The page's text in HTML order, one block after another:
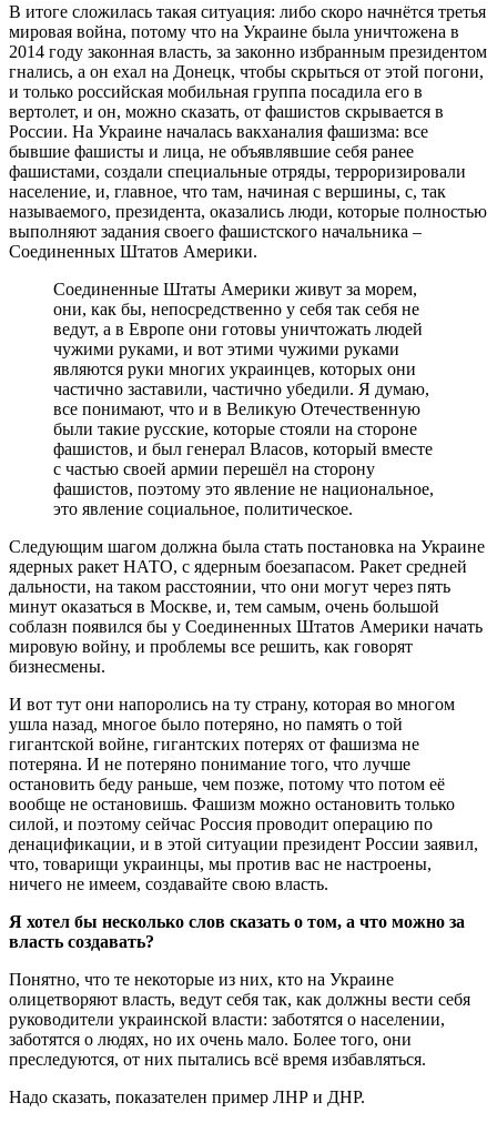
В итоге сложилась такая ситуация: либо скоро начнётся третья
мировая война, потому что на Украине была уничтожена в
2014 году законная власть, за законно избранным президентом
гнались, а он ехал на Донецк, чтобы скрыться от этой погони,
и только российская мобильная группа посадила его в
вертолет, и он, можно сказать, от фашистов скрывается в
России. На Украине началась вакханалия фашизма: все
бывшие фашисты и лица, не объявлявшие себя ранее
фашистами, создали специальные отряды, терроризировали
население, и, главное, что там, начиная с вершины, с, так
называемого, президента, оказались люди, которые полностью
выполняют задания своего фашистского начальника –
Соединенных Штатов Америки.
Соединенные Штаты Америки живут за морем,
они, как бы, непосредственно у себя так себя не
ведут, а в Европе они готовы уничтожать людей
чужими руками, и вот этими чужими руками
являются руки многих украинцев, которых они
частично заставили, частично убедили. Я думаю,
все понимают, что и в Великую Отечественную
были такие русские, которые стояли на стороне
фашистов, и был генерал Власов, который вместе
с частью своей армии перешёл на сторону
фашистов, поэтому это явление не национальное,
это явление социальное, политическое.
Следующим шагом должна была стать постановка на Украине
ядерных ракет НАТО, с ядерным боезапасом. Ракет средней
дальности, на таком расстоянии, что они могут через пять
минут оказаться в Москве, и, тем самым, очень большой
соблазн появился бы у Соединенных Штатов Америки начать
мировую войну, и проблемы все решить, как говорят
бизнесмены.
И вот тут они напоролись на ту страну, которая во многом
ушла назад, многое было потеряно, но память о той
гигантской войне, гигантских потерях от фашизма не
потеряна. И не потеряно понимание того, что лучше
остановить беду раньше, чем позже, потому что потом её
вообще не остановишь. Фашизм можно остановить только
силой, и поэтому сейчас Россия проводит операцию по
денацификации, и в этой ситуации президент России заявил,
что, товарищи украинцы, мы против вас не настроены,
ничего не имеем, создавайте свою власть.
Я хотел бы несколько слов сказать о том, а что можно за
власть создавать?
Понятно, что те некоторые из них, кто на Украине
олицетворяют власть, ведут себя так, как должны вести себя
руководители украинской власти: заботятся о населении,
заботятся о людях, но их очень мало. Более того, они
преследуются, от них пытались всё время избавляться.
Надо сказать, показателен пример ЛНР и ДНР.